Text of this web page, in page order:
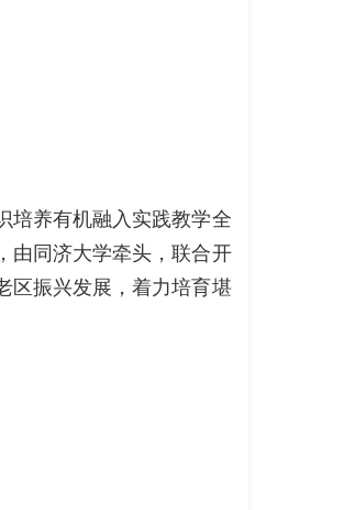
培养有机融入实践教学全
由同济大学牵头，联合开
区振兴发展，着力培育堪